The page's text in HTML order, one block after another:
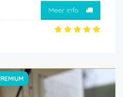
Meer info